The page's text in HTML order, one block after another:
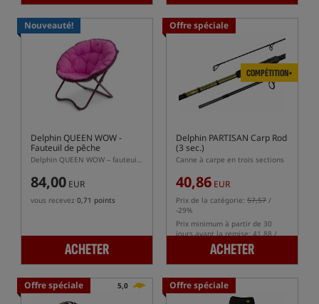
Nouveauté!
Delphin QUEEN WOW-
Fauteuil de pêche
Delphin QUEEN WOW – fauteuil carpe pour femme avec siège baquet
84,00 EUR
vous recevez 0,71 points
ACHETER
Offre spéciale
COMPÉTITION+
Delphin PARTISAN Carp Rod
(3 sec.)
Canne à carpe en trois sections
40,86 EUR
Prix de la catégorie: 57,57 /
-29%
Prix minimum à partir de 30
jours avant la remise: 41.88 /
ACHETER
Offre spéciale 5,0 Offre spéciale